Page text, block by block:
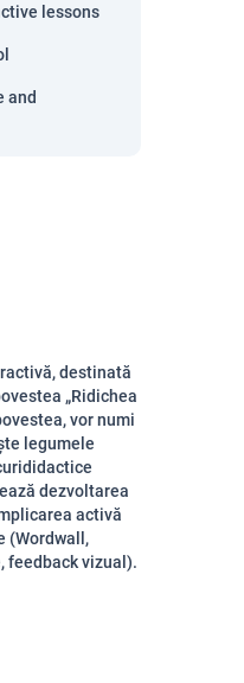
lessons
and
destinată
„Ridichea
vor numi
legumele
dezvoltarea
activă
(Wordwall,
feedback vizual).